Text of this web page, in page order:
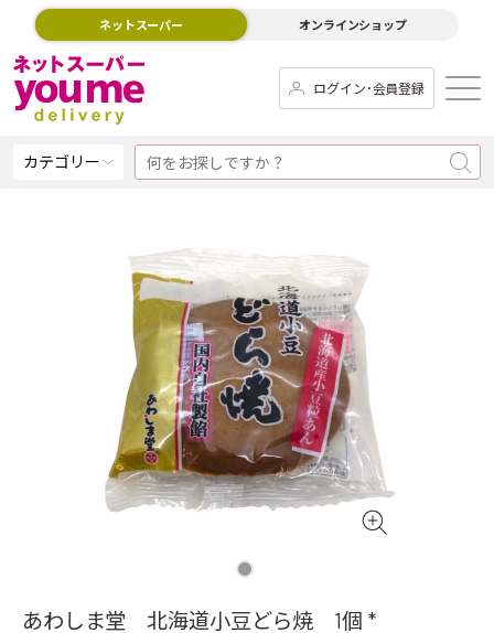
ネットスーパー オンラインショップ
ログイン･会員登録
カテゴリー
あわしま堂 北海道小豆どら焼 1個 *